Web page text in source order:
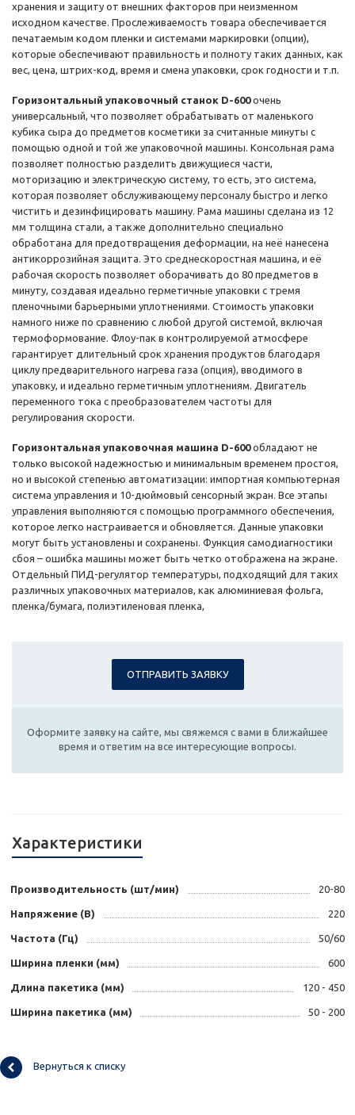
хранения и защиту от внешних факторов при неизменном
исходном качестве. Прослеживаемость товара обеспечивается
печатаемым кодом пленки и системами маркировки (опции),
которые обеспечивают правильность и полноту таких данных, как
вес, цена, штрих-код, время и смена упаковки, срок годности и т.п.
Горизонтальный упаковочный станок D-600очень
универсальный, что позволяет обрабатывать от маленького
кубика сыра до предметов косметики за считанные минуты с
помощью одной и той же упаковочной машины. Консольная рама
позволяет полностью разделить движущиеся части,
моторизацию и электрическую систему, то есть, это система,
которая позволяет обслуживающему персоналу быстро и легко
чистить и дезинфицировать машину. Рама машины сделана из 12
мм толщина стали, а также дополнительно специально
обработана для предотвращения деформации, на неё нанесена
антикоррозийная защита. Это среднескоростная машина, и её
рабочая скорость позволяет оборачивать до 80 предметов в
минуту, создавая идеально герметичные упаковки с тремя
пленочными барьерными уплотнениями. Стоимость упаковки
намного ниже по сравнению с любой другой системой, включая
термоформование. Флоу-пак в контролируемой атмосфере
гарантирует длительный срок хранения продуктов благодаря
циклу предварительного нагрева газа (опция), вводимого в
упаковку, и идеально герметичным уплотнениям. Двигатель
переменного тока с преобразователем частоты для
регулирования скорости.
Горизонтальная упаковочная машина D-600обладают не
только высокой надежностью и минимальным временем простоя,
но и высокой степенью автоматизации: импортная компьютерная
система управления и 10-дюймовый сенсорный экран. Все этапы
управления выполняются с помощью программного обеспечения,
которое легко настраивается и обновляется. Данные упаковки
могут быть установлены и сохранены. Функция самодиагностики
сбоя – ошибка машины может быть четко отображена на экране.
Отдельный ПИД-регулятор температуры, подходящий для таких
различных упаковочных материалов, как алюминиевая фольга,
пленка/бумага, полиэтиленовая пленка,
ОТПРАВИТЬ ЗАЯВКУ
Оформите заявку на сайте, мы свяжемся с вами в ближайшее
время и ответим на все интересующие вопросы.
Характеристики
Производительность (шт/мин) 20-80
Напряжение (В) 220
Частота (Гц) 50/60
Ширина пленки (мм) 600
Длина пакетика (мм) 120 - 450
Ширина пакетика (мм) 50 - 200
Вернуться к списку